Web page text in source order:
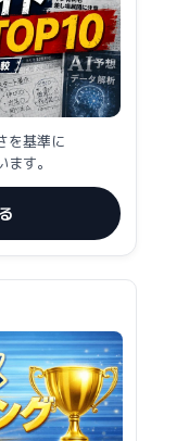
を基準に
す。